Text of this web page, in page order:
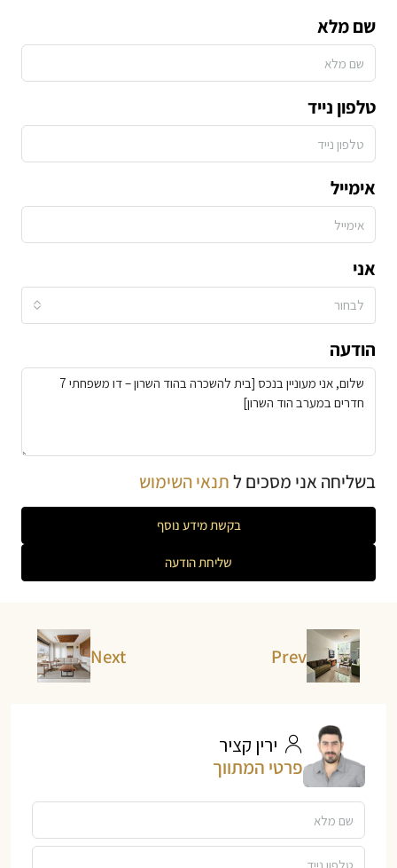
שם מלא
טלפון נייד
אימייל
אני
לבחור
הודעה
בשליחה אני מסכים לתנאי השימוש
בקשת מידע נוסף
שליחת הודעה
Prev
Next
ירין קציר
פרטי המתווך